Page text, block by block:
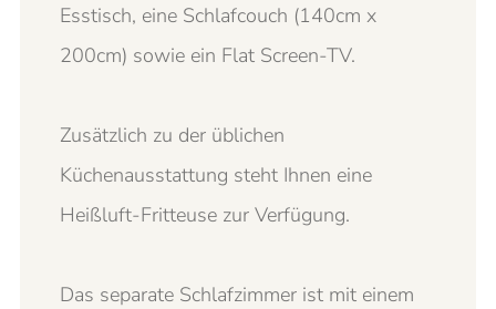
Esstisch, eine Schlafcouch (140cm x
200cm) sowie ein Flat Screen-TV.
Zusätzlich zu der üblichen
Küchenausstattung steht Ihnen eine
Heißluft-Fritteuse zur Verfügung.
Das separate Schlafzimmer ist mit einem